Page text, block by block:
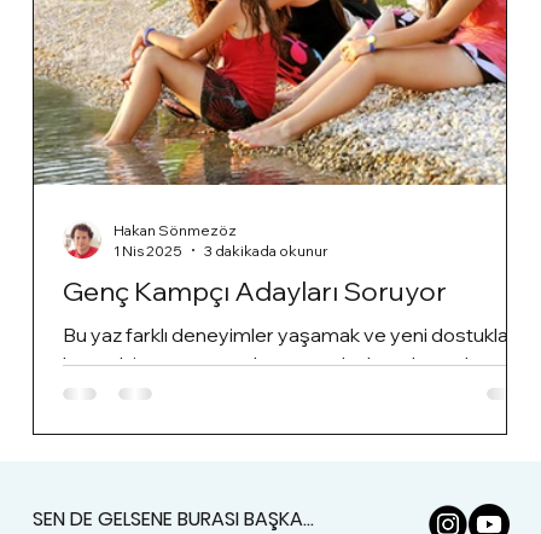
Genç Kampçı Adayları Soruyor
Bu yaz farklı deneyimler yaşamak ve yeni dostuklar
kurmak isteyen genç kampçı adaylarından gelen
sorular
Hakan Sönmezöz
1 Nis 2025
3 dakikada okunur
SEN DE GELSENE BURASI BAŞKA...